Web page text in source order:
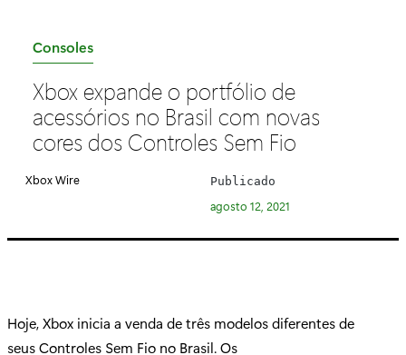
C
t
e
g
a
Consoles
Xbox expande o portfólio de
acessórios no Brasil com novas
cores dos Controles Sem Fio
Xbox Wire Publicado
agosto 12, 2021
Hoje, Xbox inicia a venda de três modelos diferentes de
seus Controles Sem Fio no Brasil. Os